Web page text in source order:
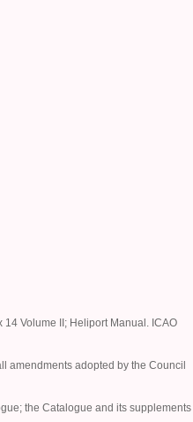
14 Volume II; Heliport Manual. ICAO
amendments adopted by the Council
the Catalogue and its supplements